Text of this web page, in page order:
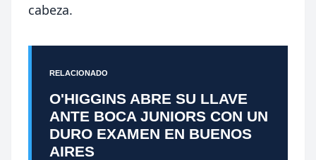
cabeza.
RELACIONADO
O'HIGGINS ABRE SU LLAVE
ANTE BOCA JUNIORS CON UN
DURO EXAMEN EN BUENOS
AIRES